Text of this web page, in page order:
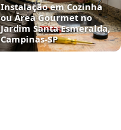
Instalação em Cozinha
ou Área Gourmet no
Jardim Santa Esmeralda,
Campinas‑SP